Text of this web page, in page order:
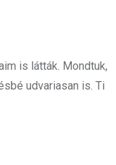
is látták. Mondtuk,
udvariasan is. Ti